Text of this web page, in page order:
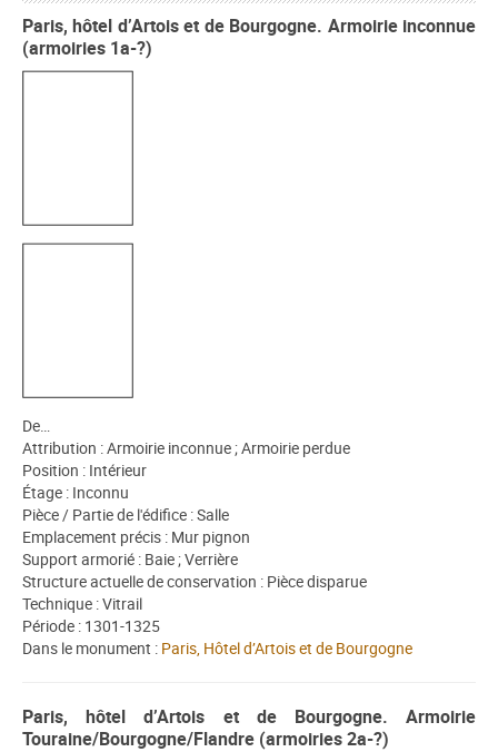
Paris, hôtel d’Artois et de Bourgogne. Armoirie inconnue
(armoiries 1a-?)
De…
Attribution : Armoirie inconnue ; Armoirie perdue
Position : Intérieur
Étage : Inconnu
Pièce / Partie de l'édifice : Salle
Emplacement précis : Mur pignon
Support armorié : Baie ; Verrière
Structure actuelle de conservation : Pièce disparue
Technique : Vitrail
Période : 1301-1325
Dans le monument : Paris, Hôtel d’Artois et de Bourgogne
Paris, hôtel d’Artois et de Bourgogne. Armoirie
Touraine/Bourgogne/Flandre (armoiries 2a-?)